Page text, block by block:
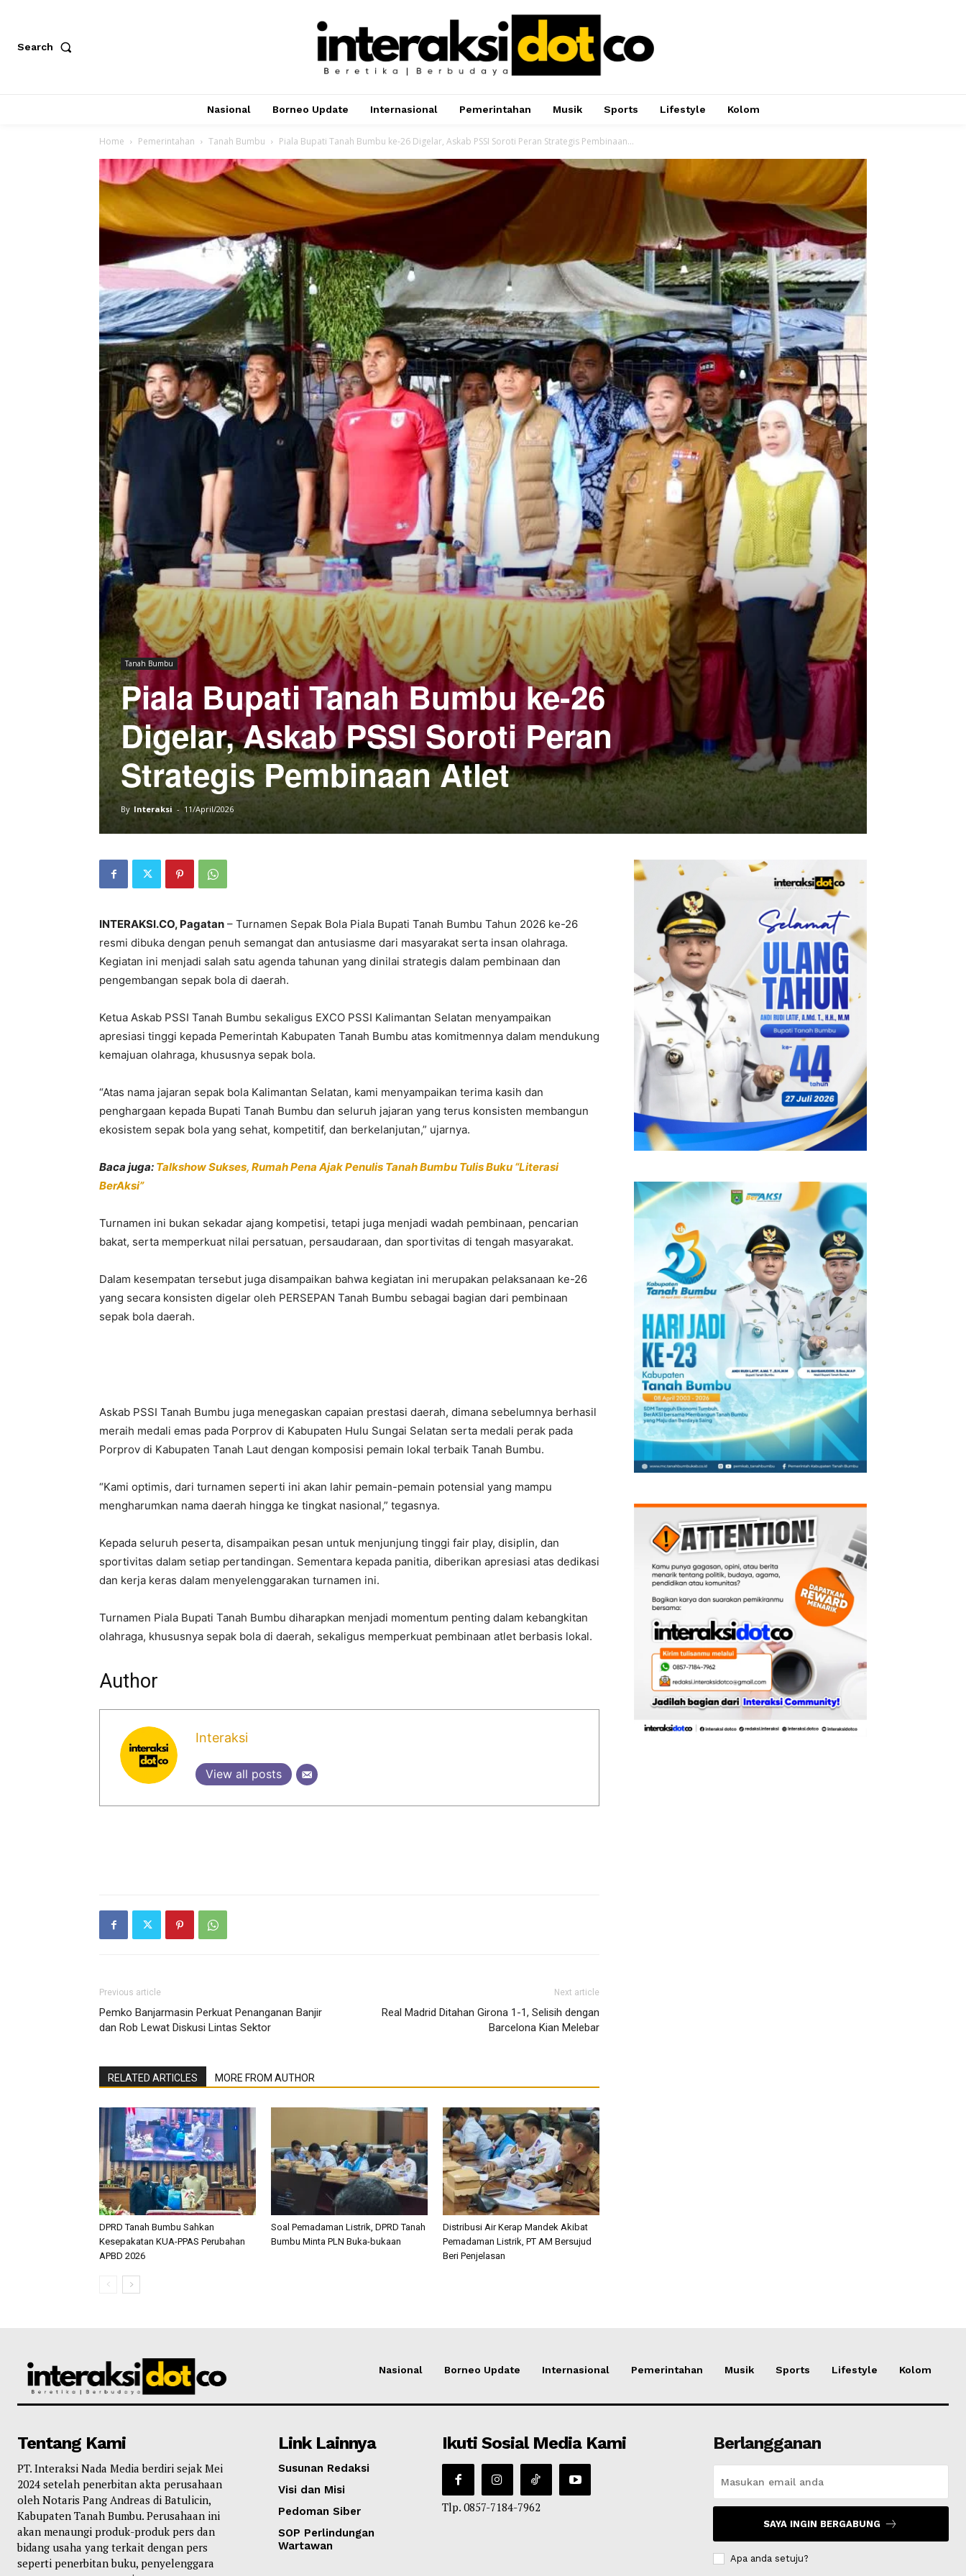
Search
Nasional Borneo Update Internasional Pemerintahan Musik Sports Lifestyle Kolom
Home Pemerintahan Tanah Bumbu Piala Bupati Tanah Bumbu ke-26 Digelar, Askab PSSI Soroti Peran Strategis Pembinaan...
Tanah Bumbu
Piala Bupati Tanah Bumbu ke-26
Digelar, Askab PSSI Soroti Peran
Strategis Pembinaan Atlet
By Interaksi - 11/April/2026
INTERAKSI.CO, Pagatan – Turnamen Sepak Bola Piala Bupati Tanah Bumbu Tahun 2026 ke-26
resmi dibuka dengan penuh semangat dan antusiasme dari masyarakat serta insan olahraga.
Kegiatan ini menjadi salah satu agenda tahunan yang dinilai strategis dalam pembinaan dan
pengembangan sepak bola di daerah.
Ketua Askab PSSI Tanah Bumbu sekaligus EXCO PSSI Kalimantan Selatan menyampaikan
apresiasi tinggi kepada Pemerintah Kabupaten Tanah Bumbu atas komitmennya dalam mendukung
kemajuan olahraga, khususnya sepak bola.
“Atas nama jajaran sepak bola Kalimantan Selatan, kami menyampaikan terima kasih dan
penghargaan kepada Bupati Tanah Bumbu dan seluruh jajaran yang terus konsisten membangun
ekosistem sepak bola yang sehat, kompetitif, dan berkelanjutan,” ujarnya.
Baca juga: Talkshow Sukses, Rumah Pena Ajak Penulis Tanah Bumbu Tulis Buku “Literasi
BerAksi”
Turnamen ini bukan sekadar ajang kompetisi, tetapi juga menjadi wadah pembinaan, pencarian
bakat, serta memperkuat nilai persatuan, persaudaraan, dan sportivitas di tengah masyarakat.
Dalam kesempatan tersebut juga disampaikan bahwa kegiatan ini merupakan pelaksanaan ke-26
yang secara konsisten digelar oleh PERSEPAN Tanah Bumbu sebagai bagian dari pembinaan
sepak bola daerah.
Askab PSSI Tanah Bumbu juga menegaskan capaian prestasi daerah, dimana sebelumnya berhasil
meraih medali emas pada Porprov di Kabupaten Hulu Sungai Selatan serta medali perak pada
Porprov di Kabupaten Tanah Laut dengan komposisi pemain lokal terbaik Tanah Bumbu.
“Kami optimis, dari turnamen seperti ini akan lahir pemain-pemain potensial yang mampu
mengharumkan nama daerah hingga ke tingkat nasional,” tegasnya.
Kepada seluruh peserta, disampaikan pesan untuk menjunjung tinggi fair play, disiplin, dan
sportivitas dalam setiap pertandingan. Sementara kepada panitia, diberikan apresiasi atas dedikasi
dan kerja keras dalam menyelenggarakan turnamen ini.
Turnamen Piala Bupati Tanah Bumbu diharapkan menjadi momentum penting dalam kebangkitan
olahraga, khususnya sepak bola di daerah, sekaligus memperkuat pembinaan atlet berbasis lokal.
Author
Interaksi
View all posts
Previous article
Pemko Banjarmasin Perkuat Penanganan Banjir
dan Rob Lewat Diskusi Lintas Sektor
Next article
Real Madrid Ditahan Girona 1-1, Selisih dengan
Barcelona Kian Melebar
RELATED ARTICLES MORE FROM AUTHOR
DPRD Tanah Bumbu Sahkan
Kesepakatan KUA-PPAS Perubahan
APBD 2026
Soal Pemadaman Listrik, DPRD Tanah
Bumbu Minta PLN Buka-bukaan
Distribusi Air Kerap Mandek Akibat
Pemadaman Listrik, PT AM Bersujud
Beri Penjelasan
Nasional Borneo Update Internasional Pemerintahan Musik Sports Lifestyle Kolom
Tentang Kami
PT. Interaksi Nada Media berdiri sejak Mei
2024 setelah penerbitan akta perusahaan
oleh Notaris Pang Andreas di Batulicin,
Kabupaten Tanah Bumbu. Perusahaan ini
akan menaungi produk-produk pers dan
bidang usaha yang terkait dengan pers
seperti penerbitan buku, penyelenggara
Link Lainnya
Susunan Redaksi
Visi dan Misi
Pedoman Siber
SOP Perlindungan
Wartawan
Ikuti Sosial Media Kami
Tlp. 0857-7184-7962
Berlangganan
SAYA INGIN BERGABUNG
Apa anda setuju?